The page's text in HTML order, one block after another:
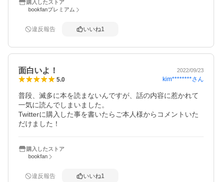
購入したストア
bookfanプレミアム
違反報告 いいね1
面白いよ！ 2022/09/23
5.0 kim********さん
普段、滅多に本を読まないんですが、話の内容に惹かれて
一気に読んでしまいました。
Twitterに購入した事を書いたらご本人様からコメントいた
だけました！
購入したストア
bookfan
違反報告 いいね1